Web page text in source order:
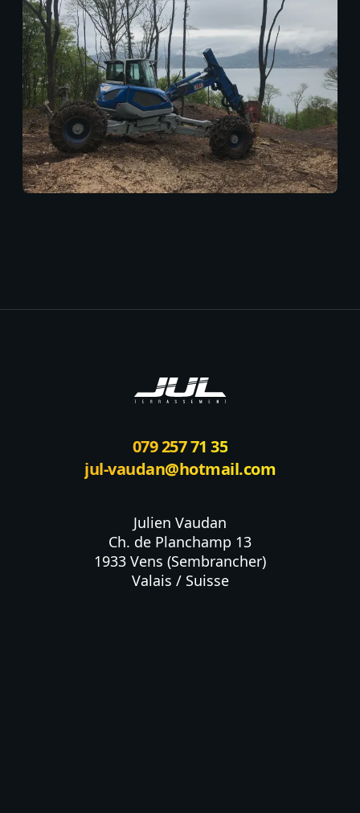
079 257 71 35
jul-vaudan@hotmail.com
Julien Vaudan
Ch. de Planchamp 13
1933 Vens (Sembrancher)
Valais / Suisse